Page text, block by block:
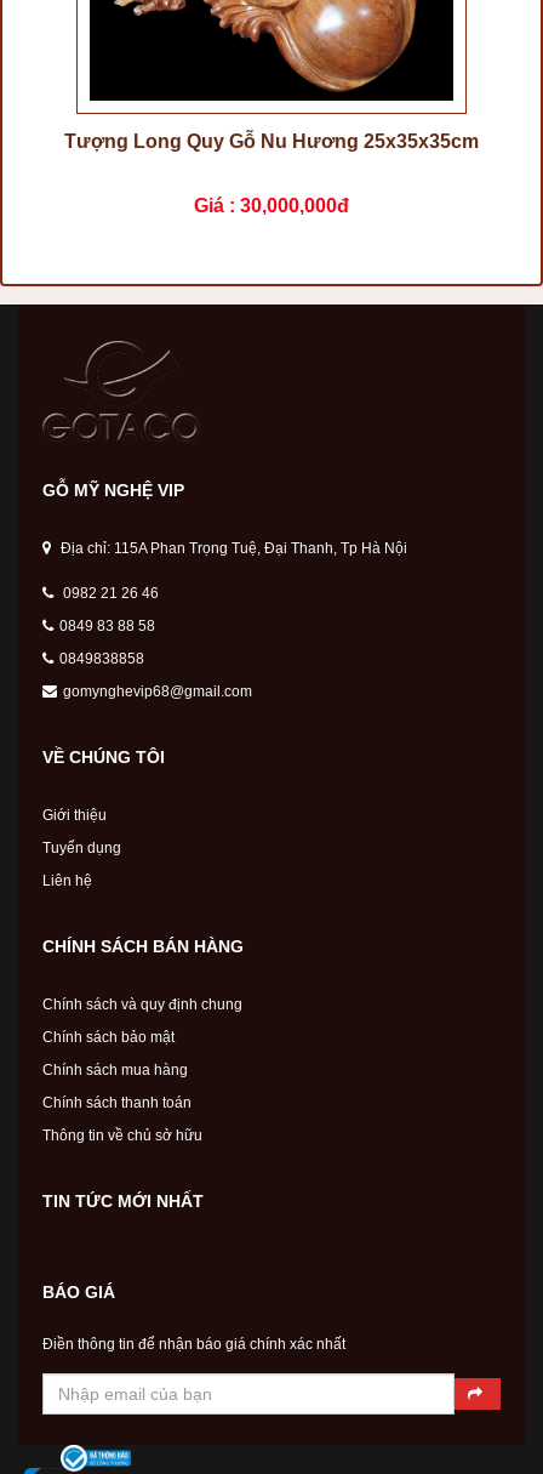
Tượng Long Quy Gỗ Nu Hương 25x35x35cm
Giá : 30,000,000đ
GỖ MỸ NGHỆ VIP
Địa chỉ: 115A Phan Trọng Tuệ, Đại Thanh, Tp Hà Nội
0982 21 26 46
0849 83 88 58
0849838858
gomynghevip68@gmail.com
VỀ CHÚNG TÔI
Giới thiệu
Tuyển dụng
Liên hệ
CHÍNH SÁCH BÁN HÀNG
Chính sách và quy định chung
Chính sách bảo mật
Chính sách mua hàng
Chính sách thanh toán
Thông tin về chủ sở hữu
TIN TỨC MỚI NHẤT
BÁO GIÁ
Điền thông tin để nhận báo giá chính xác nhất